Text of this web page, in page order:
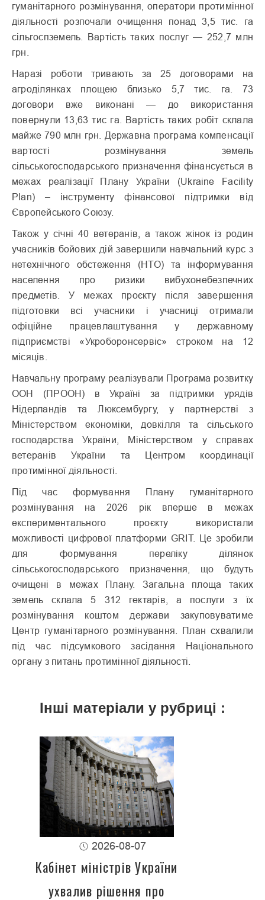
гуманітарного розмінування, оператори протимінної
діяльності розпочали очищення понад 3,5 тис. га
сільгоспземель. Вартість таких послуг — 252,7 млн
грн.
Наразі роботи тривають за 25 договорами на
агроділянках площею близько 5,7 тис. га. 73
договори вже виконані — до використання
повернули 13,63 тис га. Вартість таких робіт склала
майже 790 млн грн. Державна програма компенсації
вартості розмінування земель
сільськогосподарського призначення фінансується в
межах реалізації Плану України (Ukraine Facility
Plan) – інструменту фінансової підтримки від
Європейського Союзу.
Також у січні 40 ветеранів, а також жінок із родин
учасників бойових дій завершили навчальний курс з
нетехнічного обстеження (НТО) та інформування
населення про ризики вибухонебезпечних
предметів. У межах проєкту після завершення
підготовки всі учасники і учасниці отримали
офіційне працевлаштування у державному
підприємстві «Укроборонсервіс» строком на 12
місяців.
Навчальну програму реалізували Програма розвитку
ООН (ПРООН) в Україні за підтримки урядів
Нідерландів та Люксембургу, у партнерстві з
Міністерством економіки, довкілля та сільського
господарства України, Міністерством у справах
ветеранів України та Центром координації
протимінної діяльності.
Під час формування Плану гуманітарного
розмінування на 2026 рік вперше в межах
експериментального проєкту використали
можливості цифрової платформи GRIT. Це зробили
для формування переліку ділянок
сільськогосподарського призначення, що будуть
очищені в межах Плану. Загальна площа таких
земель склала 5 312 гектарів, а послуги з їх
розмінування коштом держави закуповуватиме
Центр гуманітарного розмінування. План схвалили
під час підсумкового засідання Національного
органу з питань протимінної діяльності.
Інші матеріали у рубриці :
2026-08-07
Кабінет міністрів України
ухвалив рішення про